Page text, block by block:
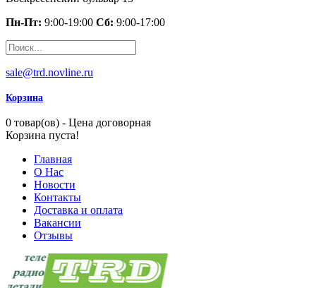
Пн-Пт: 9:00-19:00 Сб: 9:00-17:00
sale@trd.novline.ru
Корзина
0 товар(ов) - Цена договорная
Корзина пуста!
Главная
О Нас
Новости
Контакты
Доставка и оплата
Вакансии
Отзывы